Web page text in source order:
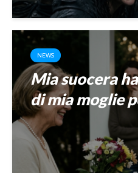
NEWS
Mia suocera
di mia moglie